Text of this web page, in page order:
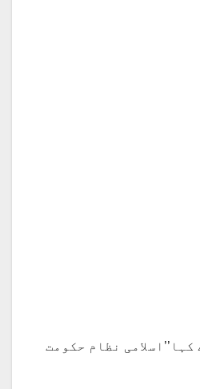
نظام حکومت